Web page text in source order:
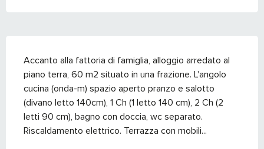
Accanto alla fattoria di famiglia, alloggio arredato al
piano terra, 60 m2 situato in una frazione. L'angolo
cucina (onda-m) spazio aperto pranzo e salotto
(divano letto 140cm), 1 Ch (1 letto 140 cm), 2 Ch (2
letti 90 cm), bagno con doccia, wc separato.
Riscaldamento elettrico. Terrazza con mobili...